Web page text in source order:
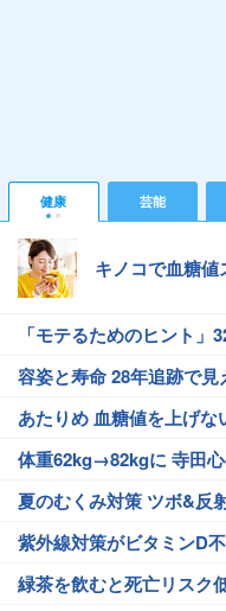
健康 芸能
キノコで血糖値
「モテるためのヒント」
容姿と寿命 28年追跡で見
あたりめ 血糖値を上げな
体重62kg→82kgに 寺田
夏のむくみ対策 ツボ&反
紫外線対策がビタミンD
緑茶を飲むと死亡リスク